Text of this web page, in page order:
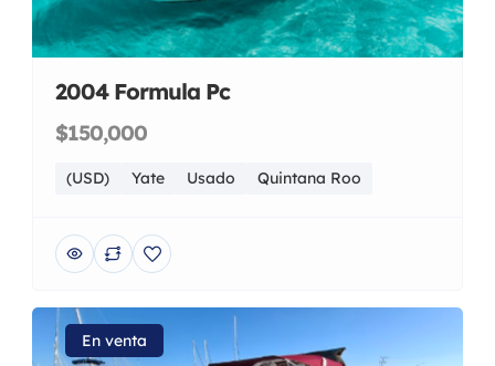
2004 Formula Pc
$150,000
(USD) Yate Usado Quintana Roo
En venta